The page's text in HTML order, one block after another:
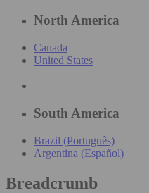
North America
Canada
United States
South America
Brazil (Português)
Argentina (Español)
Breadcrumb